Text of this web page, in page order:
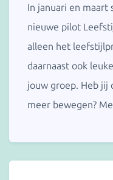
In januari en
nieuwe pilot
alleen het
daarnaast ook
jouw groep. Heb jij
meer bewegen?